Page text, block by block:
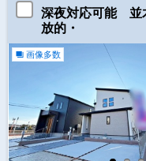
深夜対応可能 並
放的・
画像多数